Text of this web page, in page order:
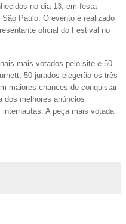
no dia 13, em festa
Paulo. O evento é realizado
oficial do Festival no
mais votados pelo site e 50
50 jurados elegerão os três
maiores chances de conquistar
dos melhores anúncios
A peça mais votada